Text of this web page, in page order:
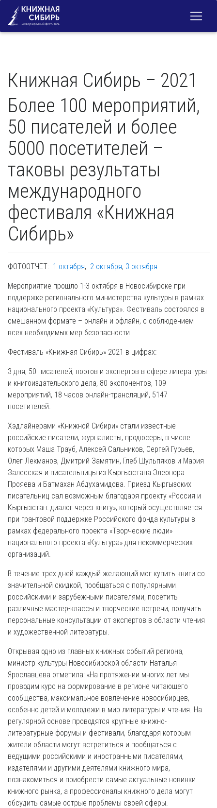
Книжная Сибирь – 2021
Более 100 мероприятий,
50 писателей и более
5000 посетителей –
таковы результаты
международного
фестиваля «Книжная
Сибирь»
ФОТООТЧЕТ: 1 октября, 2 октября, 3 октября
Мероприятие прошло 1-3 октября в Новосибирске при
поддержке регионального министерства культуры в рамках
национального проекта «Культура». Фестиваль состоялся в
смешанном формате – онлайн и офлайн, с соблюдением
всех необходимых мер безопасности.
Фестиваль «Книжная Сибирь» 2021 в цифрах:
3 дня, 50 писателей, поэтов и экспертов в сфере литературы
и книгоиздательского дела, 80 экспонентов, 109
мероприятий, 18 часов онлайн-трансляций, 5147
посетителей.
Хэдлайнерами «Книжной Сибири» стали известные
российские писатели, журналисты, продюсеры, в числе
которых Маша Трауб, Алексей Сальников, Сергей Гурьев,
Олег Лекманов, Дмитрий Замятин, Глеб Шульпяков и Мария
Залесская и писательницы из Кыргызстана Элеонора
Прояева и Батмахан Абдухамидова. Приезд Кыргызских
писательниц сал возможным благодаря проекту «Россия и
Кыргызстан: диалог через книгу», который осуществляется
при грантовой поддержке Российского фонда культуры в
рамках федерального проекта «Творческие люди»
национального проекта «Культура» для некоммерческих
организаций.
В течение трех дней каждый желающий мог купить книги со
значительной скидкой, пообщаться с популярными
российскими и зарубежными писателями, посетить
различные мастер-классы и творческие встречи, получить
персональные консультации от экспертов в области чтения
и художественной литературы.
Открывая одно из главных книжных событий региона,
министр культуры Новосибирской области Наталья
Ярославцева отметила: «На протяжении многих лет мы
проводим курс на формирование в регионе читающего
сообщества, максимальное вовлечение новосибирцев,
особенно детей и молодежи в мир литературы и чтения. На
регулярной основе проводятся крупные книжно-
литературные форумы и фестивали, благодаря которым
жители области могут встретиться и пообщаться с
ведущими российскими и иностранными писателями,
издателями и другими деятелями книжного мира,
познакомиться и приобрести самые актуальные новинки
книжного рынка, а профессионалы книжного дела могут
обсудить самые острые проблемы своей сферы.